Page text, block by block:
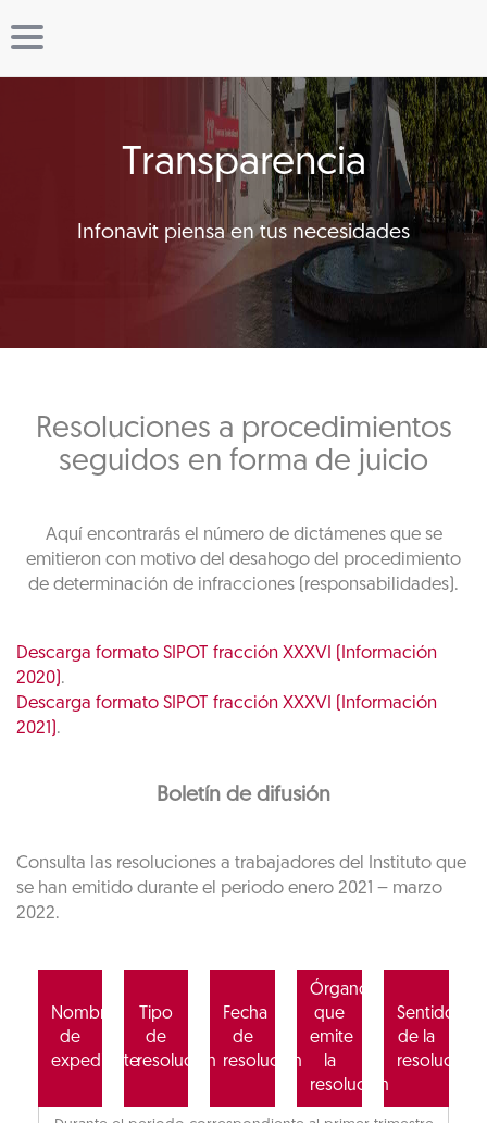
Transparencia
Infonavit piensa en tus necesidades
Resoluciones a procedimientos
seguidos en forma de juicio
Aquí encontrarás el número de dictámenes que se
emitieron con motivo del desahogo del procedimiento
de determinación de infracciones (responsabilidades).
Descarga formato SIPOT fracción XXXVI (Información
2020) .
Descarga formato SIPOT fracción XXXVI (Información
2021) .
Boletín de difusión
Consulta las resoluciones a trabajadores del Instituto que
se han emitido durante el periodo enero 2021 – marzo
2022.
Nombre
de
expediente
Tipo
de
resolución
Fecha
de
resolución
Órgano
que
emite
la
resolución
Sentido
de la
resolución